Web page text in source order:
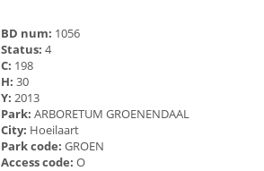
BD num: 1056
Status: 4
C: 198
H: 30
Y: 2013
Park: ARBORETUM GROENENDAAL
City: Hoeilaart
Park code: GROEN
Access code: O